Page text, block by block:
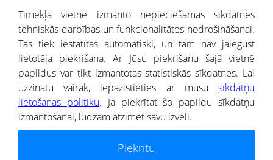
Dzimtas koks
Uzņēmumu atlase
Monitorings
Kredītizziņa par ārvalstu uzņēmumiem
® CREDITREFORM Latvija
SIA
Tīmekļa vietne izmanto nepieciešamās sīkdatnes
tehniskās darbības un funkcionalitātes nodrošināšanai.
Tās tiek iestatītas automātiski, un tām nav jāiegūst
lietotāja piekrišana. Ar Jūsu piekrišanu šajā vietnē
papildus var tikt izmantotas statistiskās sīkdatnes. Lai
uzzinātu vairāk, iepazīstieties ar mūsu sīkdatņu
lietošanas politiku. Ja piekrītat šo papildu sīkdatņu
izmantošanai, lūdzam atzīmēt savu izvēli.
Piekrītu